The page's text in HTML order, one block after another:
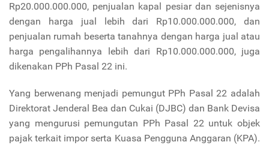
Rp20.000.000.000, penjualan kapal pesiar dan sejenisnya
dengan harga jual lebih dari Rp10.000.000.000, dan
penjualan rumah beserta tanahnya dengan harga jual atau
harga pengalihannya lebih dari Rp10.000.000.000, juga
dikenakan PPh Pasal 22 ini.
Yang berwenang menjadi pemungut PPh Pasal 22 adalah
Direktorat Jenderal Bea dan Cukai (DJBC) dan Bank Devisa
yang mengurusi pemungutan PPh Pasal 22 untuk objek
pajak terkait impor serta Kuasa Pengguna Anggaran (KPA).